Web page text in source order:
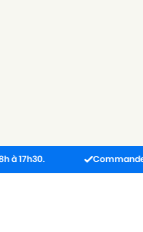
Commandez avant